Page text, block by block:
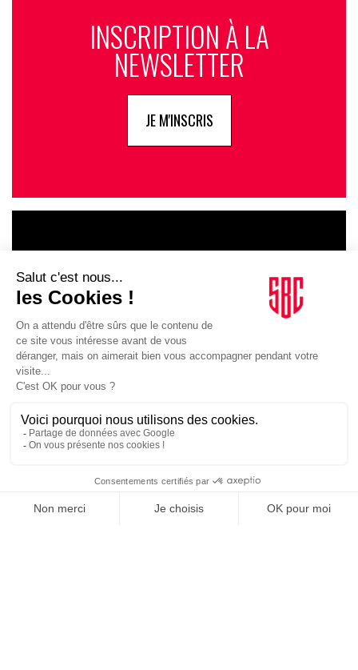
INSCRIPTION À LA
NEWSLETTER
JE M'INSCRIS
INFLUENCIA
JE DÉCOUVRE LE GROUPE
SUIVEZ-NOUS